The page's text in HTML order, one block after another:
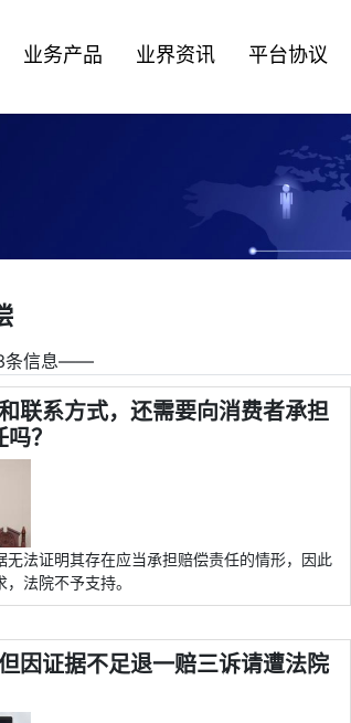
业务产品 业界资讯 平台协议
条信息――
联系方式，还需要向消费者承担
？
法证明其存在应当承担赔偿责任的情形，因此
法院不予支持。
因证据不足退一赔三诉请遭法院